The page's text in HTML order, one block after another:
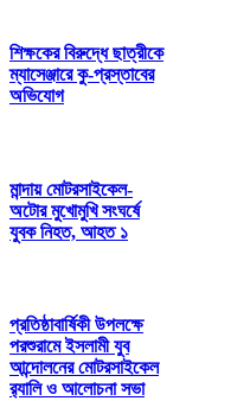
শিক্ষকের বিরুদ্ধে ছাত্রীকে
ম্যাসেঞ্জারে কু-প্রস্তাবের
অভিযোগ
মান্দায় মোটরসাইকেল-
অটোর মুখোমুখি সংঘর্ষে
যুবক নিহত, আহত ১
প্রতিষ্ঠাবার্ষিকী উপলক্ষে
পরশুরামে ইসলামী যুব
আন্দোলনের মোটরসাইকেল
র‌্যালি ও আলোচনা সভা